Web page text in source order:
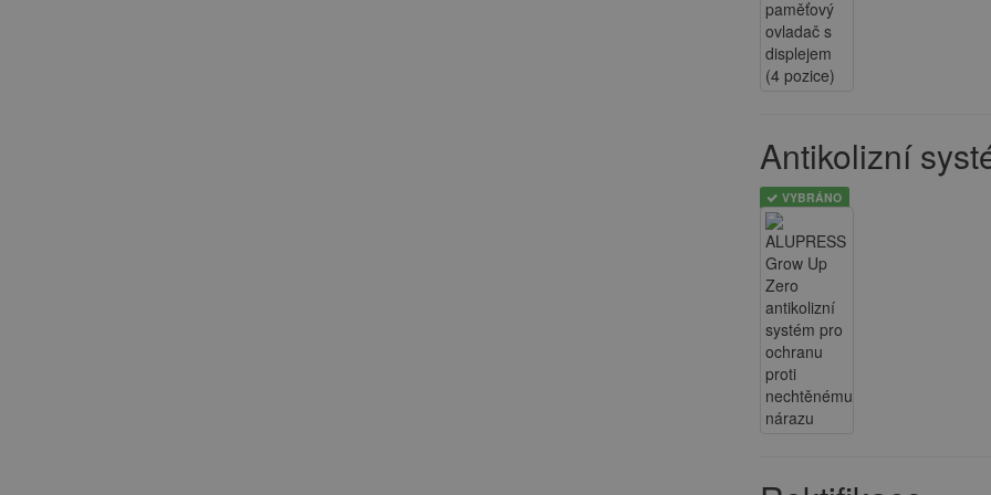
Antikolizní
VYBRÁNO